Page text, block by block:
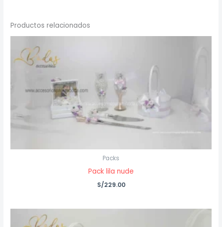
Productos relacionados
Packs
Pack lila nude
S/229.00